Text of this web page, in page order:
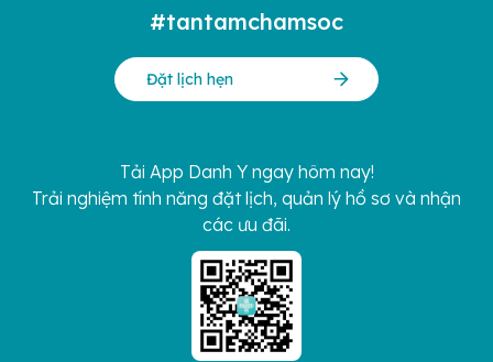
#tantamchamsoc
Đặt lịch hẹn
Tải App Danh Y ngay hôm nay!
Trải nghiệm tính năng đặt lịch, quản lý hồ sơ và nhận
các ưu đãi.